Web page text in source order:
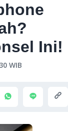
Ini!
WIB